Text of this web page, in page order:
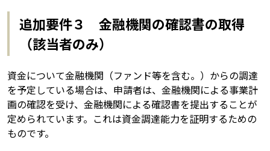
追加要件３ 金融機関の確認書の取得
（該当者のみ）
資金について金融機関（ファンド等を含む。）からの調達
を予定している場合は、申請者は、金融機関による事業計
画の確認を受け、金融機関による確認書を提出することが
定められています。これは資金調達能力を証明するための
ものです。